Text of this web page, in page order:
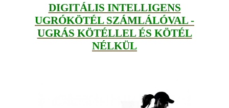
DIGITÁLIS INTELLIGENS
UGRÓKÖTÉL SZÁMLÁLÓVAL -
UGRÁS KÖTÉLLEL ÉS KÖTÉL
NÉLKÜL